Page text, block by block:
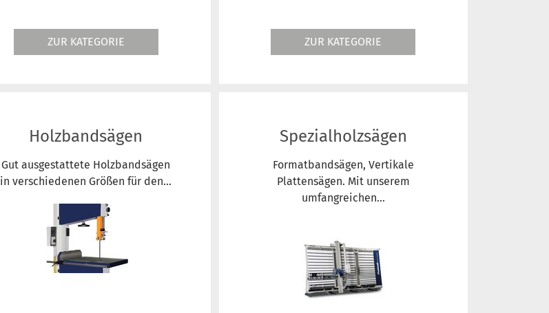
ZUR KATEGORIE ZUR KATEGORIE
Holzbandsägen
Gut ausgestattete Holzbandsägen
in verschiedenen Größen für den...
Spezialholzsägen
Formatbandsägen, Vertikale
Plattensägen. Mit unserem
umfangreichen...